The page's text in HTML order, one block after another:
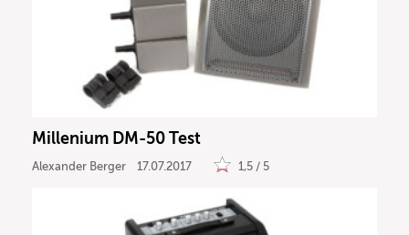
Millenium DM-50 Test
Alexander Berger 17.07.2017 1,5 / 5